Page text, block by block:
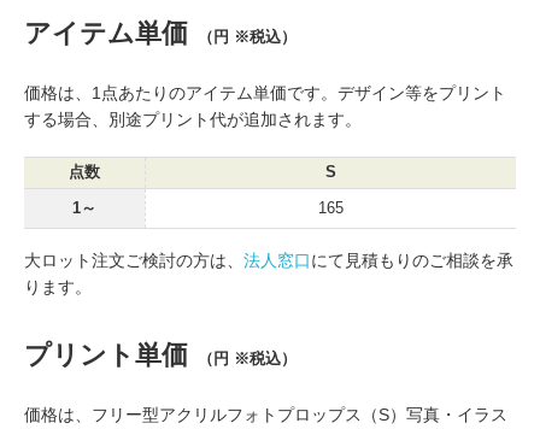
アイテム単価 （円 ※税込）
価格は、1点あたりのアイテム単価です。デザイン等をプリント
する場合、別途プリント代が追加されます。
点数 S
1～ 165
大ロット注文ご検討の方は、 法人窓口にて見積もりのご相談を承
ります。
プリント単価 （円 ※税込）
価格は、フリー型アクリルフォトプロップス（S）写真・イラス